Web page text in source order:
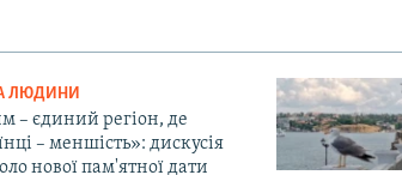
ЛЮДИНИ
– єдиний регіон, де
– меншість»: дискусія
нової пам'ятної дати